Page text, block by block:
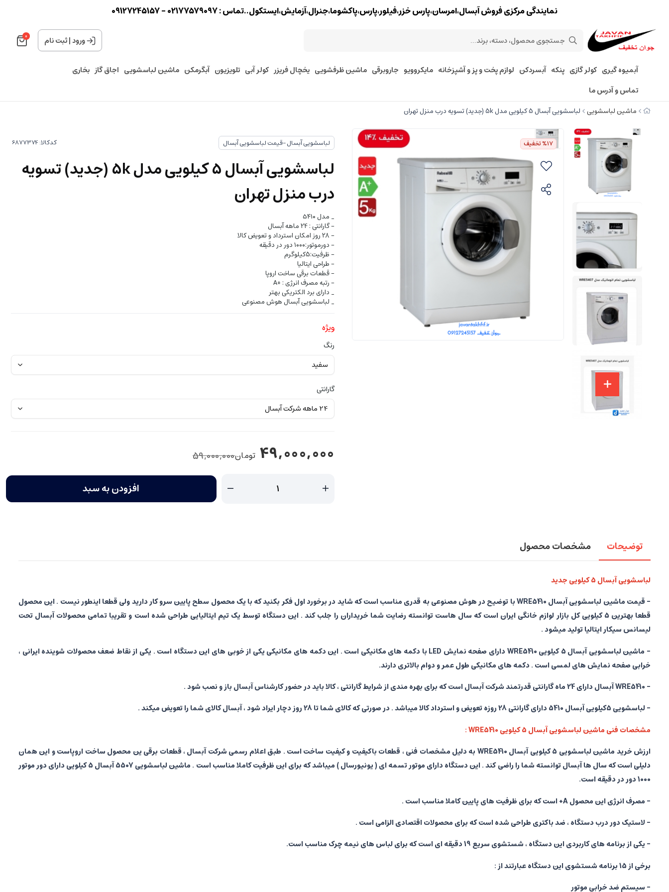
نمایندگی مرکزی فروش آبسال،امرسان،پارس خزر،فیلور،پارس،پاکشوما،جنرال،آزمایش،ایستکول..تماس : 02177579097 - 09127245157
ورود|ثبت نام 0
آبمیوه گیری کولر گازی پنکه آبسردکن لوازم پخت و پز و آشپزخانه مایکروویو جاروبرقی ماشین ظرفشویی یخچال فریزر کولر آبی تلویزیون آبگرمکن ماشین لباسشویی اجاق گاز بخاری
تماس و آدرس ما
ماشین لباسشویی لباسشویی آبسال 5 کیلویی مدل 5k (جدید) تسویه درب منزل تهران
%17تخفیف لباسشویی آبسال -قیمت لباسشویی آبسال کدکالا:
لباسشویی آبسال 5 کیلویی مدل 5k (جدید) تسویه
درب منزل تهران
_ مدل ۵۴۱۰
- گارانتی : 24 ماهه آبسال
- 28 روز امکان استرداد و تعویض کالا
- دورموتور:۱۰۰۰ دور در دقیقه
- ظرفیت:5کیلوگرم
- طراحی ایتالیا
- قطعات برقی ساخت اروپا
- رتبه مصرف انرژی : +A
_ دارای برد الکتریکی بهتر
_ لباسشویی آبسال هوش مصنوعی
ویژه
رنگ
گارانتی
49,000,000 تومان59,000,000
افزودن به سبد
توضیحات مشخصات محصول
لباسشویی آبسال 5 کیلویی جدید
- قیمت ماشین لباسشویی آبسال WRE5410 با توضیح در هوش مصنوعی به قدری مناسب است که شاید در برخورد اول فکر بکنید که با یک محصول سطح پایین سرو کار دارید ولی قطعا اینطور نیست . این محصول
قطعا بهترین 5 کیلویی کل بازار لوازم خانگی ایران است که سال هاست توانسته رضایت شما خریداران را جلب کند . این دستگاه توسط یک تیم ایتالیایی طراحی شده است و تقریبا تمامی محصولات آبسال تحت
لیسانس سیکار ایتالیا تولید میشود .
- ماشین لباسشویی آبسال 5 کیلویی WRE5410 دارای صفحه نمایش LED با دکمه های مکانیکی است . این دکمه های مکانیکی یکی از خوبی های این دستگاه است . یکی از نقاط ضعف محصولات شوینده ایرانی ،
خرابی صفحه نمایش های لمسی است . دکمه های مکانیکی طول عمر و دوام بالاتری دارند.
- WRE5410 آبسال دارای 24 ماه گارانتی قدرتمند شرکت آبسال است که برای بهره مندی از شرایط گارانتی ، کالا باید در حضور کارشناس آبسال باز و نصب شود .
- لباسشویی 5کیلویی آبسال 5410 دارای گارانتی 28 روزه تعویض و استرداد کالا میباشد . در صورتی که کالای شما تا 28 روز دچار ایراد شود ، آبسال کالای شما را تعویض میکند .
مشخصات فنی ماشین لباسشویی آبسال 5 کیلویی WRE5410 :
ارزش خرید ماشین لباسشویی 5 کیلویی آبسال WRE5410 به دلیل مشخصات فنی ، قطعات باکیفیت و کیفیت ساخت است . طبق اعلام رسمی شرکت آبسال ، قطعات برقی ین محصول ساخت اروپاست و این همان
دلیلی است که سال ها آبسال توانسته شما را راضی کند . این دستگاه دارای موتور تسمه ای ( یونیورسال ) میباشد که برای این ظرفیت کاملا مناسب است . ماشین لباسشویی 5507 آبسال 5 کیلویی دارای دور موتور
1000 دور در دقیقه است.
- مصرف انرژی این محصول A+ است که برای ظرفیت های پایین کاملا مناسب است .
- لاستیک دور درب دستگاه ، ضد باکتری طراحی شده است که برای محصولات اقتصادی الزامی است .
- یکی از برنامه های کاربردی این دستگاه ، شستشوی سریع 19 دقیقه ای است که برای لباس های نیمه چرک مناسب است.
برخی از 15 برنامه شستشوی این دستگاه عبارتند از :
- سیستم ضد خرابی موتور